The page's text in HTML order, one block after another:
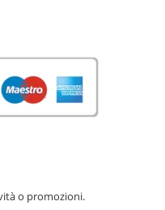
o promozioni.